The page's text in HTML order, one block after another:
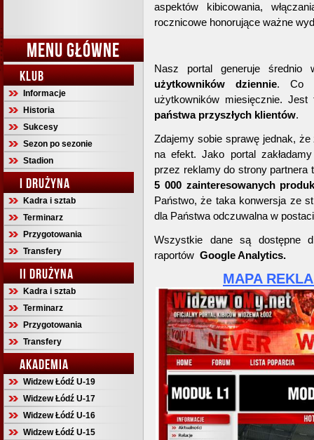
MENU GŁÓWNE
KLUB
Informacje
Historia
Sukcesy
Sezon po sezonie
Stadion
I DRUŻYNA
Kadra i sztab
Terminarz
Przygotowania
Transfery
II DRUŻYNA
Kadra i sztab
Terminarz
Przygotowania
Transfery
AKADEMIA
Widzew Łódź U-19
Widzew Łódź U-17
Widzew Łódź U-16
Widzew Łódź U-15
aspektów kibicowania,
rocznicowe honorujące ważne
Nasz portal generuje
użytkowników dziennie. Co
użytkowników miesięcznie.
państwa przyszłych klientów.
Zdajemy sobie sprawę jednak, że
na efekt. Jako portal
przez reklamy do strony partnera
5 000 zainteresowanych
Państwo, że taka konwersja ze
dla Państwa odczuwalna w
Wszystkie dane są dostępne
raportów Google Analytics.
MAPA